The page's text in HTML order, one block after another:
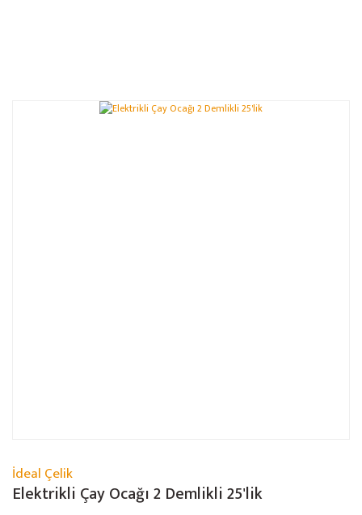
İdeal Çelik
Elektrikli Çay Ocağı 2 Demlikli 25'lik